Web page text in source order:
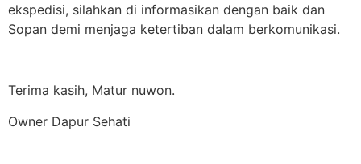
ekspedisi, silahkan di informasikan dengan baik dan
Sopan demi menjaga ketertiban dalam berkomunikasi.
Terima kasih, Matur nuwon.
Owner Dapur Sehati